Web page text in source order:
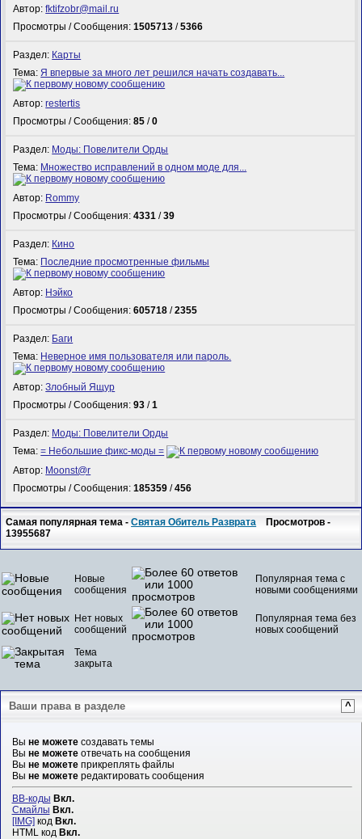
Автор:fktifzobr@mail.ru
Просмотры / Сообщения:1505713 /5366
Раздел: Карты
Тема:Я впервые за много лет решился начать создавать...
Автор:restertis
Просмотры / Сообщения:85 /0
Раздел: Моды: Повелители Орды
Тема: Множество исправлений в одном моде для...
Автор: Rommy
Просмотры / Сообщения:4331 /39
Раздел: Кино
Тема: Последние просмотренные фильмы
Автор: Нэйко
Просмотры / Сообщения:605718 /2355
Раздел: Баги
Тема: Неверное имя пользователя или пароль.
Автор:Злобный Ящур
Просмотры / Сообщения:93 /1
Раздел: Моды: Повелители Орды
Тема:= Небольшие фикс-моды =
Автор: Mооnst@r
Просмотры / Сообщения:185359 /456
Самая популярная тема -Святая Обитель Разврата Просмотров -
13955687
Новые
сообщения
Популярная тема с
новыми сообщениями
Нет новых
сообщений
Популярная тема без
новых сообщений
Тема
закрыта
Ваши права в разделе ^
Вы не можетесоздавать темы
Вы не можетеотвечать на сообщения
Вы не можетеприкреплять файлы
Вы не можетередактировать сообщения
BB-коды Вкл.
Смайлы Вкл.
[IMG]код Вкл.
HTML код Вкл.